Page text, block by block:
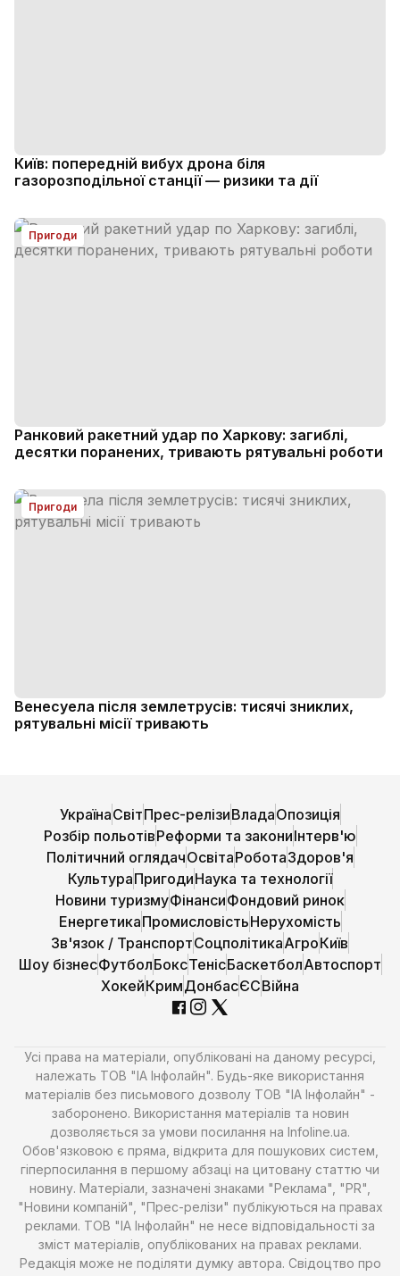
Київ: попередній вибух дрона біля
газорозподільної станції — ризики та дії
Пригоди
Ранковий ракетний удар по Харкову: загиблі,
десятки поранених, тривають рятувальні роботи
Пригоди
Венесуела після землетрусів: тисячі зниклих,
рятувальні місії тривають
УкраїнаСвітПрес-релізиВладаОпозиція
Розбір польотівРеформи та закониІнтерв'ю
Політичний оглядачОсвітаРоботаЗдоров'я
КультураПригодиНаука та технології
Новини туризмуФінансиФондовий ринок
ЕнергетикаПромисловістьНерухомість
Зв'язок / ТранспортСоцполітикаАгроКиїв
Шоу бізнесФутболБоксТенісБаскетболАвтоспорт
ХокейКримДонбасЄСВійна
Усі права на матеріали, опубліковані на даному ресурсі,
належать ТОВ "ІА Інфолайн". Будь-яке використання
матеріалів без письмового дозволу ТОВ "ІА Інфолайн" -
заборонено. Використання матеріалів та новин
дозволяється за умови посилання на Infoline.ua.
Обов'язковою є пряма, відкрита для пошукових систем,
гіперпосилання в першому абзаці на цитовану статтю чи
новину. Матеріали, зазначені знаками "Реклама", "PR",
"Новини компаній", "Прес-релізи" публікуються на правах
реклами. ТОВ "ІА Інфолайн" не несе відповідальності за
зміст матеріалів, опублікованих на правах реклами.
Редакція може не поділяти думку автора. Свідоцтво про